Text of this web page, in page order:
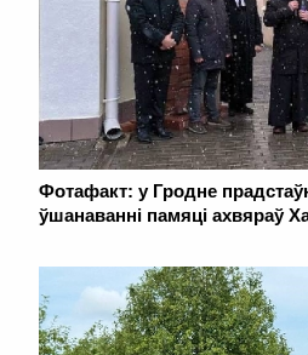
Фотафакт: у Гродне
ўшанаванні памяці ахвяраў